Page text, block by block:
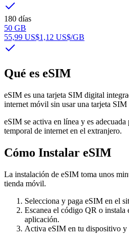
180 días
50 GB
55,99 US$1,12 US$/GB
Qué es eSIM
eSIM es una tarjeta SIM digital
internet móvil sin usar una tarjeta SIM
eSIM se activa en línea y es
temporal de internet en el extranjero.
Cómo Instalar eSIM
La instalación de eSIM toma unos
tienda móvil.
Selecciona y paga eSIM en el
Escanea el código QR o instala
aplicación.
Activa eSIM en tu dispositivo y